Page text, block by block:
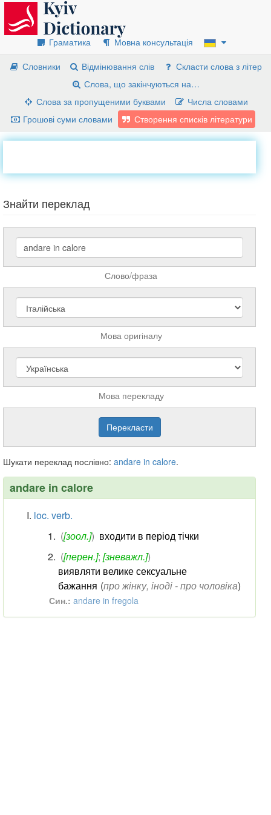
Граматика
Мовна консультація
Словники
Відмінювання слів
Скласти слова з літер
Слова, що закінчуються на…
Слова за пропущеними буквами
Числа словами
Грошові суми словами
Створення списків літератури
Знайти переклад
Слово/фраза
Мова оригіналу
Мова перекладу
Шукати переклад послівно: andare in calore.
andare in calore
loc. verb.
([зоол.]) входити в період тічки
([перен.]; [зневажл.])
виявляти велике сексуальне
бажання (про жінку, іноді - про чоловіка)
Син.: andare in fregola